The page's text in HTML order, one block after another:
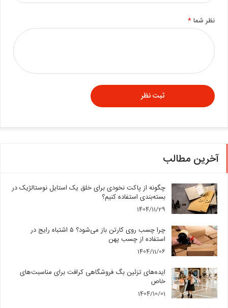
نظر شما*
آخرین مطالب
چگونه از پاکت نخودی برای خلق یک استایل نوستالژیک در
بسته‌بندی استفاده کنیم؟
1404/11/29
چرا چسب روی کارتن باز می‌شود؟ ۵ اشتباه رایج در
استفاده از چسب پهن
1404/11/06
ایده‌های تزئین بگ فروشگاهی کرافت برای مناسبت‌های
خاص
1404/10/01